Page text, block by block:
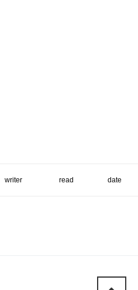
writer read date